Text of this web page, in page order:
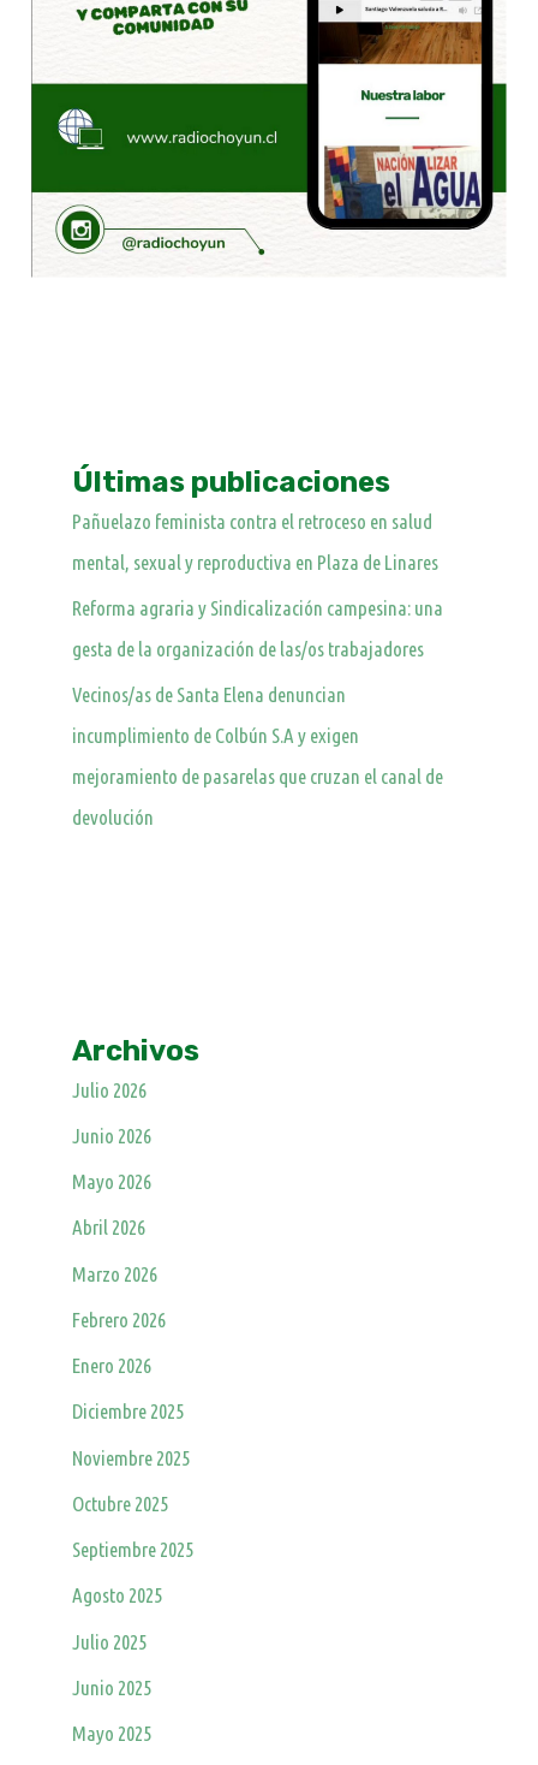
Últimas publicaciones
Pañuelazo feminista contra el retroceso en salud
mental, sexual y reproductiva en Plaza de Linares
Reforma agraria y Sindicalización campesina: una
gesta de la organización de las/os trabajadores
Vecinos/as de Santa Elena denuncian
incumplimiento de Colbún S.A y exigen
mejoramiento de pasarelas que cruzan el canal de
devolución
Archivos
Julio 2026
Junio 2026
Mayo 2026
Abril 2026
Marzo 2026
Febrero 2026
Enero 2026
Diciembre 2025
Noviembre 2025
Octubre 2025
Septiembre 2025
Agosto 2025
Julio 2025
Junio 2025
Mayo 2025